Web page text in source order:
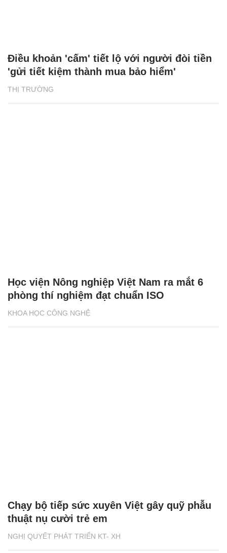
THỊ TRƯỜNG
Điều khoản 'cấm' tiết lộ với người đòi tiền
'gửi tiết kiệm thành mua bảo hiểm'
KHOA HỌC CÔNG NGHỆ
Học viện Nông nghiệp Việt Nam ra mắt 6
phòng thí nghiệm đạt chuẩn ISO
NGHỊ QUYẾT PHÁT TRIỂN KT- XH
Chạy bộ tiếp sức xuyên Việt gây quỹ phẫu
thuật nụ cười trẻ em